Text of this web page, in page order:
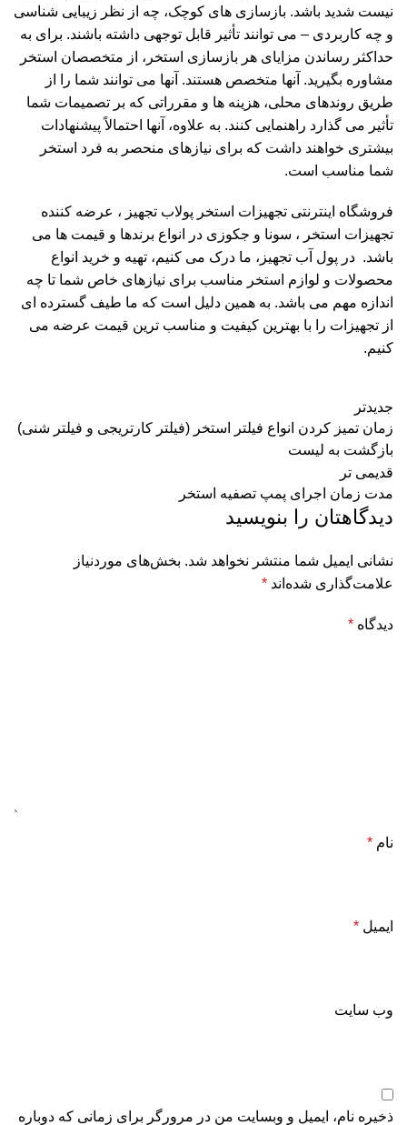
نیست شدید باشد. بازسازی های کوچک، چه از نظر زیبایی شناسی
و چه کاربردی – می توانند تأثیر قابل توجهی داشته باشند. برای به
حداکثر رساندن مزایای هر بازسازی استخر، از متخصصان استخر
مشاوره بگیرید. آنها متخصص هستند. آنها می توانند شما را از
طریق روندهای محلی، هزینه ها و مقرراتی که بر تصمیمات شما
تأثیر می گذارد راهنمایی کنند. به علاوه، آنها احتمالاً پیشنهادات
بیشتری خواهند داشت که برای نیازهای منحصر به فرد استخر
شما مناسب است.
فروشگاه اینترنتی تجهیزات استخر پولاب تجهیز ، عرضه کننده
تجهیزات استخر ، سونا و جکوزی در انواع برندها و قیمت ها می
باشد. در پول آب تجهیز، ما درک می کنیم، تهیه و خرید انواع
محصولات و لوازم استخر مناسب برای نیازهای خاص شما تا چه
اندازه مهم می باشد. به همین دلیل است که ما طیف گسترده ای
از تجهیزات را با بهترین کیفیت و مناسب ترین قیمت عرضه می
کنیم.
جدیدتر
زمان تمیز کردن انواع فیلتر استخر (فیلتر کارتریجی و فیلتر شنی)
بازگشت به لیست
قدیمی تر
مدت زمان اجرای پمپ تصفیه استخر
دیدگاهتان را بنویسید
نشانی ایمیل شما منتشر نخواهد شد. بخش‌های موردنیاز
علامت‌گذاری شده‌اند *
دیدگاه *
نام *
ایمیل *
وب‌ سایت
ذخیره نام، ایمیل و وبسایت من در مرورگر برای زمانی که دوباره